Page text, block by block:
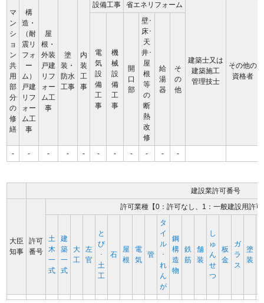
マ
ン
シ
ョ
ン
共
用
部
分
の
修
繕
構
造・
（耐
震リ
フォ
ー
ム）
戸建
リフ
ォー
ム工
事
屋
根・
外装
戸建
リフ
ォー
ム工
事
塗
装・
防水
工事
内
装
工
事
設備工事 省エネリフォーム
建築士又は
建築施工
管理技士
その他の
資格者
電
気
設
備
工
事
機
械
設
備
工
事
開
口
部
壁･
床･
天
井･
屋
根
等
の
断
熱
改
修
給
湯
器
そ
の
他
- - - - - - - - - - -
建設業許可番号
大臣
知事
許可
番号
許可業種【0：許可なし、1：一般建設用許
土
木
一
式
建
築
一
式
大
工
左
官
と
び
･
土
工
石
屋
根
電
気
管
タ
イ
ル
･
れ
ん
が
鋼
構
造
物
鉄
筋
舗
装
し
ゅ
ん
せ
つ
板
金
ガ
ラ
ス
塗
装